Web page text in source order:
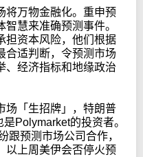
将万物金融化。重申预
慧来准确预测事件。
担资本风险，他们根据
合适判断，令预测市场
、经济指标和地缘政治
场「生招牌」，特朗普
Polymarket的投资者。
跟预测市场公司合作，
以上周美伊会否停火预